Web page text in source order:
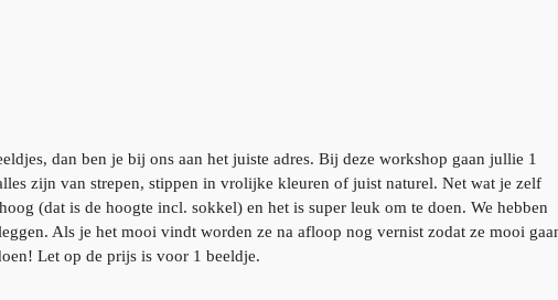
dan ben je bij ons aan het juiste adres. Bij deze workshop gaan jullie 1
zijn van strepen, stippen in vrolijke kleuren of juist naturel. Net wat je zelf
(dat is de hoogte incl. sokkel) en het is super leuk om te doen. We hebben
Als je het mooi vindt worden ze na afloop nog vernist zodat ze mooi
Let op de prijs is voor 1 beeldje.